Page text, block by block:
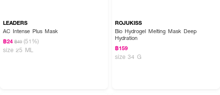
LEADERS
AC Intense Plus Mask
฿24 ฿49 (51%)
size 25 ML
ROJUKISS
Bio Hydrogel Melting Mask Deep
Hydration
฿159
size 34 G